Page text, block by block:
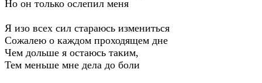
Но он только ослепил меня
Я изо всех сил стараюсь измениться
Сожалею о каждом проходящем дне
Чем дольше я остаюсь таким,
Тем меньше мне дела до боли